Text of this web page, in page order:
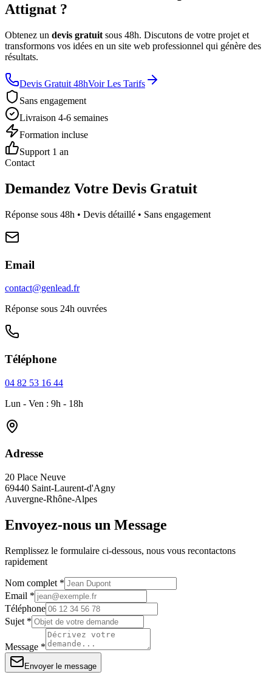
Attignat ?
Obtenez un devis gratuit sous 48h. Discutons de votre projet et
transformons vos idées en un site web professionnel qui génère des
résultats.
Devis Gratuit 48hVoir Les Tarifs
Sans engagement
Livraison 4-6 semaines
Formation incluse
Support 1 an
Contact
Demandez Votre Devis Gratuit
Réponse sous 48h • Devis détaillé • Sans engagement
Email
contact@genlead.fr
Réponse sous 24h ouvrées
Téléphone
04 82 53 16 44
Lun - Ven : 9h - 18h
Adresse
20 Place Neuve
69440 Saint-Laurent-d'Agny
Auvergne-Rhône-Alpes
Envoyez-nous un Message
Remplissez le formulaire ci-dessous, nous vous recontactons
rapidement
Nom complet *
Email *
Téléphone
Sujet *
Message *
Envoyer le message